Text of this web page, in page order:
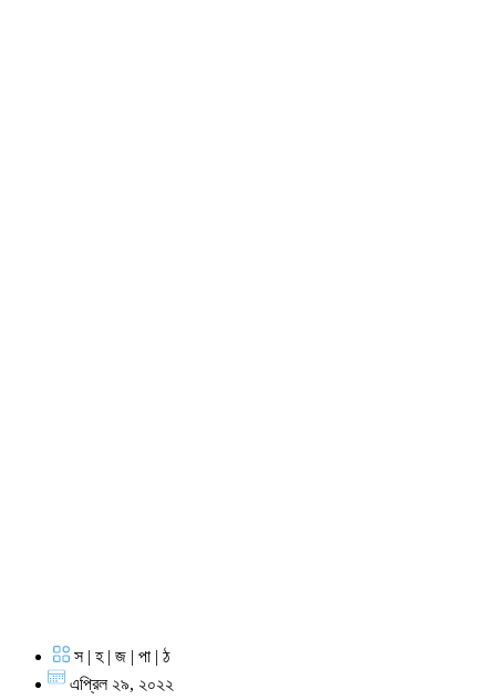
স | হ | জ | পা | ঠ
এপ্রিল ২৯, ২০২২